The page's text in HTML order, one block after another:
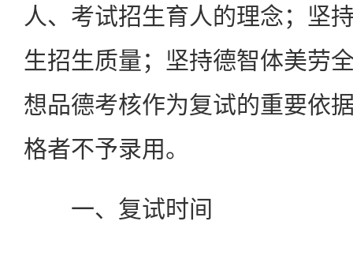
人、考试招生育人的理念；坚
生招生质量；坚持德智体美劳
想品德考核作为复试的重要依
格者不予录用。
一、复试时间